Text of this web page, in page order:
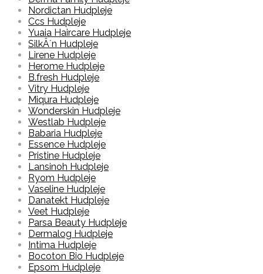
Nordictan Hudpleje
Ccs Hudpleje
Yuaia Haircare Hudpleje
SilkÂ´n Hudpleje
Lirene Hudpleje
Herome Hudpleje
B.fresh Hudpleje
Vitry Hudpleje
Miqura Hudpleje
Wonderskin Hudpleje
Westlab Hudpleje
Babaria Hudpleje
Essence Hudpleje
Pristine Hudpleje
Lansinoh Hudpleje
Ryom Hudpleje
Vaseline Hudpleje
Danatekt Hudpleje
Veet Hudpleje
Parsa Beauty Hudpleje
Dermalog Hudpleje
Intima Hudpleje
Bocoton Bio Hudpleje
Epsom Hudpleje